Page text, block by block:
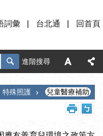
詞彙 台北通 回首頁
進階搜尋
特殊照護 兒童醫療補助